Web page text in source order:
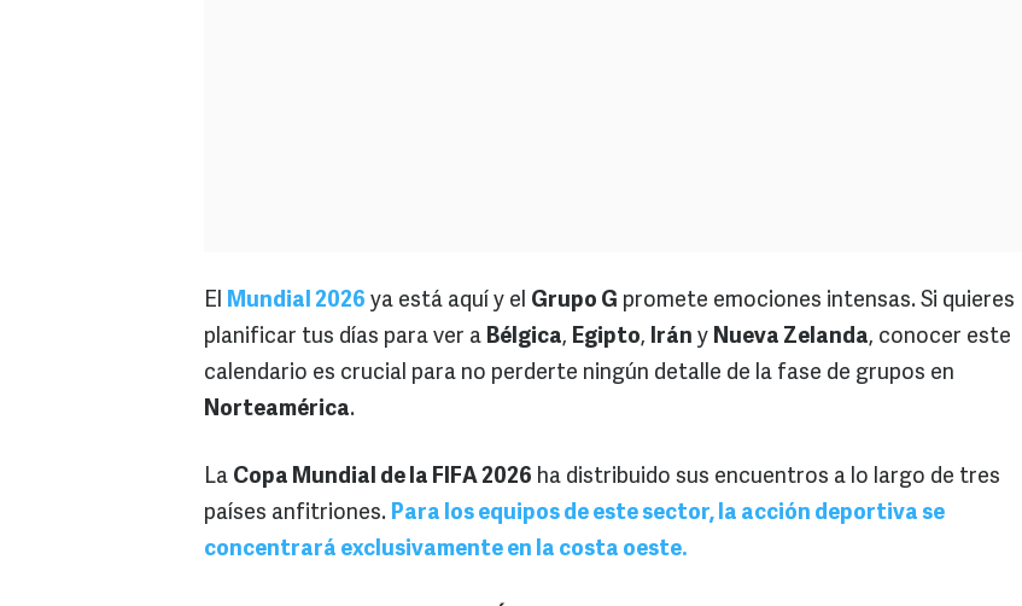
El Mundial 2026 ya está aquí y el Grupo G promete emociones intensas. Si quieres
planificar tus días para ver a Bélgica, Egipto, Irán y Nueva Zelanda, conocer este
calendario es crucial para no perderte ningún detalle de la fase de grupos en
Norteamérica.
La Copa Mundial de la FIFA 2026 ha distribuido sus encuentros a lo largo de tres
países anfitriones. Para los equipos de este sector, la acción deportiva se
concentrará exclusivamente en la costa oeste.